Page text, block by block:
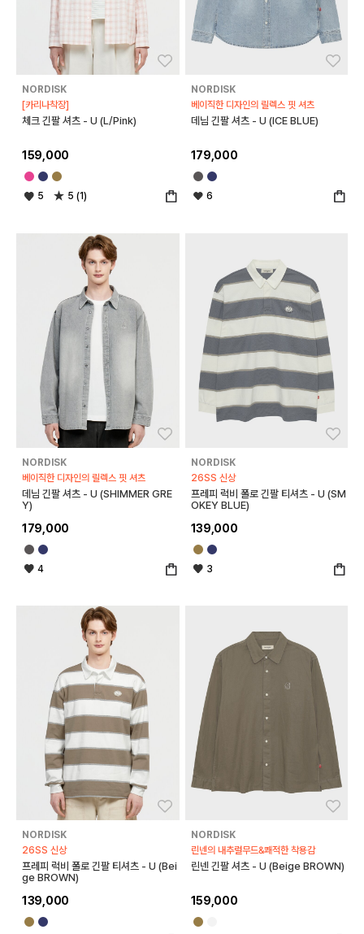
NORDISK
[카리나착장]
체크 긴팔 셔츠 - U (L/Pink)
159,000
5 5 (1)
NORDISK
베이직한 디자인의 릴렉스 핏 셔츠
데님 긴팔 셔츠 - U (ICE BLUE)
179,000
6
NORDISK
베이직한 디자인의 릴렉스 핏 셔츠
데님 긴팔 셔츠 - U (SHIMMER GRE
Y)
179,000
4
NORDISK
26SS 신상
프레피 럭비 폴로 긴팔 티셔츠 - U (SM
OKEY BLUE)
139,000
3
NORDISK
26SS 신상
프레피 럭비 폴로 긴팔 티셔츠 - U (Bei
ge BROWN)
139,000
NORDISK
린넨의 내추럴무드&쾌적한 착용감
린넨 긴팔 셔츠 - U (Beige BROWN)
159,000